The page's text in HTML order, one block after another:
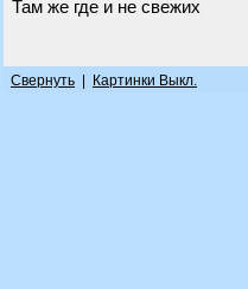
Там же где и не свежих
Свернуть Картинки Выкл.